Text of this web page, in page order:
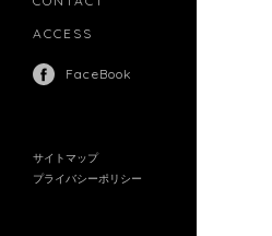
ACCESS
FaceBook
サイトマップ
プライバシーポリシー